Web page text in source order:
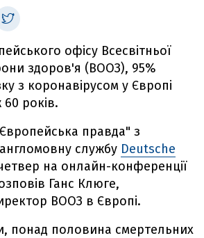
офісу Всесвітньої
здоров'я (ВООЗ), 95%
з коронавірусом у Європі
років.
правда" з
службу Deutsche
на онлайн-конференції
Ганс Клюге,
ВООЗ в Європі.
понад половина смертельних